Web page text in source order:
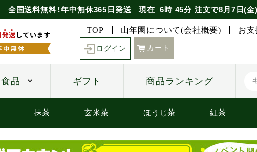
全国送料無料！年中無休365日発送 現在 6時 45分注文で8月7日(金
TOP 山年園について(会社概要) お
ログイン カート
食品 ギフト 商品ランキング
抹茶 玄米茶 ほうじ茶 紅茶